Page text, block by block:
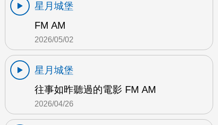
星月城堡
FM AM
2026/05/02
星月城堡
往事如昨聽過的電影 FM AM
2026/04/26